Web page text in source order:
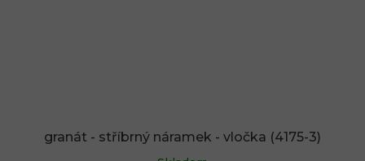
granát - stříbrný náramek - vločka (4175-3)